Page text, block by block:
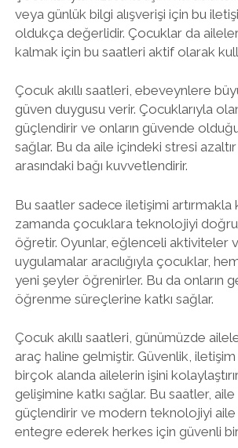
veya günlük bilgi alışverişi için bu
oldukça değerlidir. Çocuklar da
kalmak için bu saatleri aktif olarak
Çocuk akıllı saatleri, ebeveynlere
güven duygusu verir. Çocuklarıyla
güçlendirir ve onların güvende
sağlar. Bu da aile içindeki stresi
arasındaki bağı kuvvetlendirir.
Bu saatler sadece iletişimi artırmakla
zamanda çocuklara teknolojiyi doğru
öğretir. Oyunlar, eğlenceli aktiviteler
uygulamalar aracılığıyla çocuklar,
yeni şeyler öğrenirler. Bu da onların
öğrenme süreçlerine katkı sağlar.
Çocuk akıllı saatleri, günümüzde
araç haline gelmiştir. Güvenlik,
birçok alanda ailelerin işini
gelişimine katkı sağlar. Bu saatler,
güçlendirir ve modern teknolojiyi aile
entegre ederek herkes için güvenli